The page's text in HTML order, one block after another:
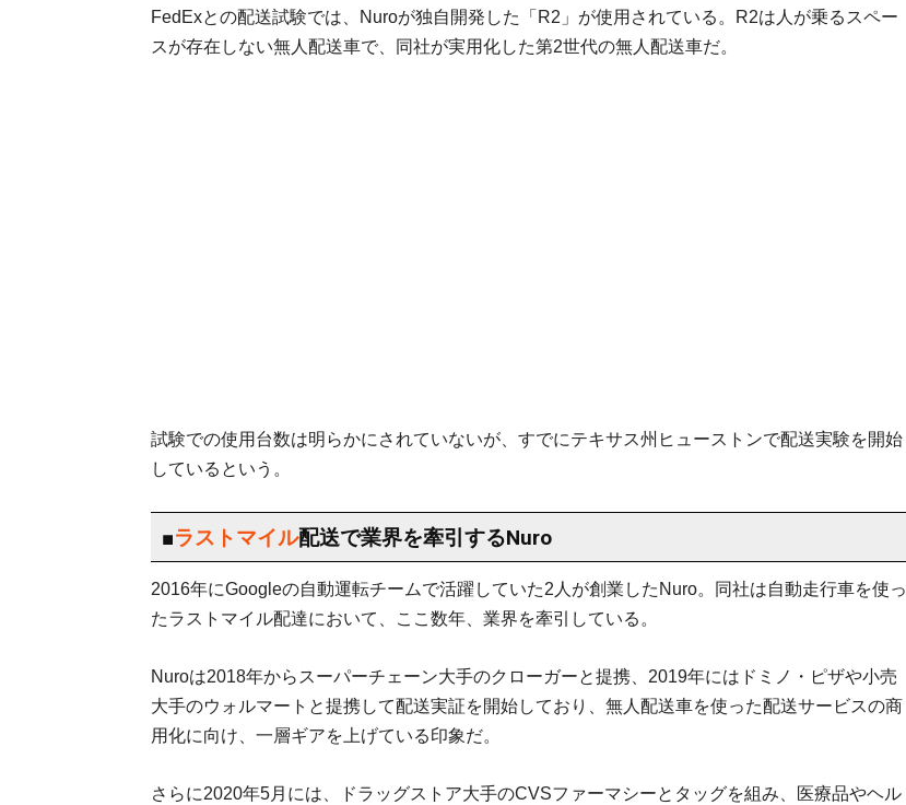
FedExとの配送試験では、Nuroが独自開発した「R2」が使用されている。R2は人が乗るスペー
スが存在しない無人配送車で、同社が実用化した第2世代の無人配送車だ。
試験での使用台数は明らかにされていないが、すでにテキサス州ヒューストンで配送実験を開始
しているという。
■ラストマイル配送で業界を牽引するNuro
2016年にGoogleの自動運転チームで活躍していた2人が創業したNuro。同社は自動走行車を使っ
たラストマイル配達において、ここ数年、業界を牽引している。
Nuroは2018年からスーパーチェーン大手のクローガーと提携、2019年にはドミノ・ピザや小売
大手のウォルマートと提携して配送実証を開始しており、無人配送車を使った配送サービスの商
用化に向け、一層ギアを上げている印象だ。
さらに2020年5月には、ドラッグストア大手のCVSファーマシーとタッグを組み、医療品やヘル